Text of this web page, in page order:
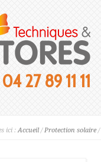
04 27 89 11 11
ici :Accueil /Protection solaire /